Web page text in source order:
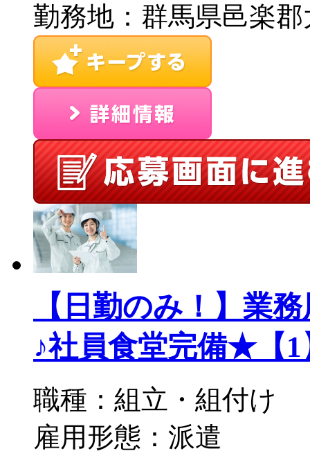
勤務地：群馬県邑楽
【日勤のみ！】業
♪社員食堂完備★【1
職種：組立・組付け
雇用形態：派遣